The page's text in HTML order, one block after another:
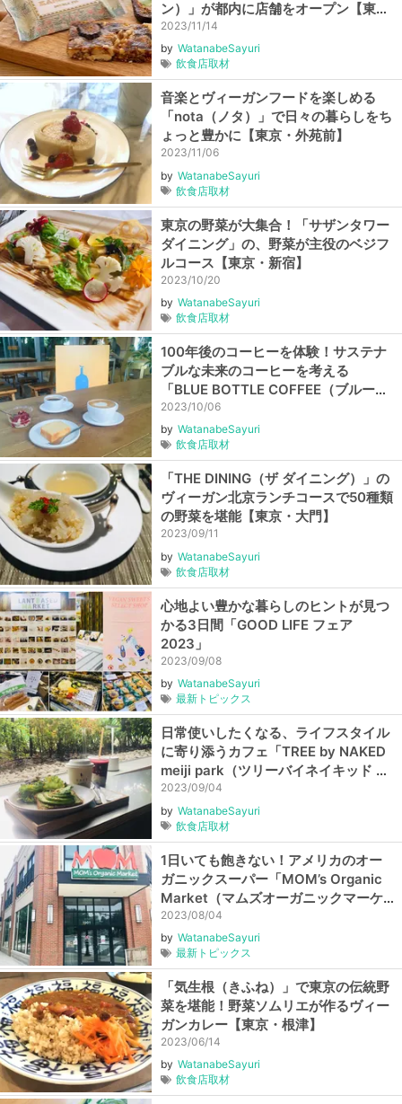
ン）」が都内に店舗をオープン【東
京・銀座】
2023/11/14
by WatanabeSayuri
飲食店取材
音楽とヴィーガンフードを楽しめる
「nota（ノタ）」で日々の暮らしをち
ょっと豊かに【東京・外苑前】
2023/11/06
by WatanabeSayuri
飲食店取材
東京の野菜が大集合！「サザンタワー
ダイニング」の、野菜が主役のベジフ
ルコース【東京・新宿】
2023/10/20
by WatanabeSayuri
飲食店取材
100年後のコーヒーを体験！サステナ
ブルな未来のコーヒーを考える
「BLUE BOTTLE COFFEE（ブルーボ
トルコーヒー）」
2023/10/06
by WatanabeSayuri
飲食店取材
「THE DINING（ザ ダイニング）」の
ヴィーガン北京ランチコースで50種類
の野菜を堪能【東京・大門】
2023/09/11
by WatanabeSayuri
飲食店取材
心地よい豊かな暮らしのヒントが見つ
かる3日間「GOOD LIFE フェア
2023」
2023/09/08
by WatanabeSayuri
最新トピックス
日常使いしたくなる、ライフスタイル
に寄り添うカフェ「TREE by NAKED
meiji park（ツリーバイネイキッド メ
イジパーク）」【東京・神宮前】
2023/09/04
by WatanabeSayuri
飲食店取材
1日いても飽きない！アメリカのオー
ガニックスーパー「MOM’s Organic
Market（マムズオーガニックマーケ
ット）」
2023/08/04
by WatanabeSayuri
最新トピックス
「気生根（きふね）」で東京の伝統野
菜を堪能！野菜ソムリエが作るヴィー
ガンカレー【東京・根津】
2023/06/14
by WatanabeSayuri
飲食店取材